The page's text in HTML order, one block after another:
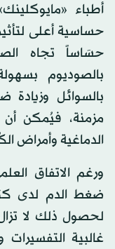
أطباء
حساسية أعلى
حسَاساً تجاه
بالصوديوم
بالسوائل
مزمنة، فيُمكن
الدماغية وأمراض
ورغم الاتفاق
ضغط الدم لدى
لحصول ذلك لا
غالبية